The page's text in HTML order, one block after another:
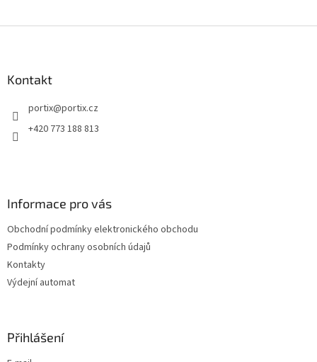
Kontakt
portix@portix.cz
+420 773 188 813
Informace pro vás
Obchodní podmínky elektronického obchodu
Podmínky ochrany osobních údajů
Kontakty
Výdejní automat
Přihlášení